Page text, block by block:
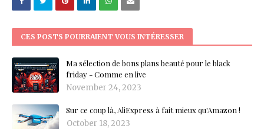
CES POSTS POURRAIENT VOUS INTÉRESSER
Ma sélection de bons plans beauté pour le black
friday - Comme en live
November 24, 2023
Sur ce coup là, AliExpress à fait mieux qu'Amazon !
October 18, 2023